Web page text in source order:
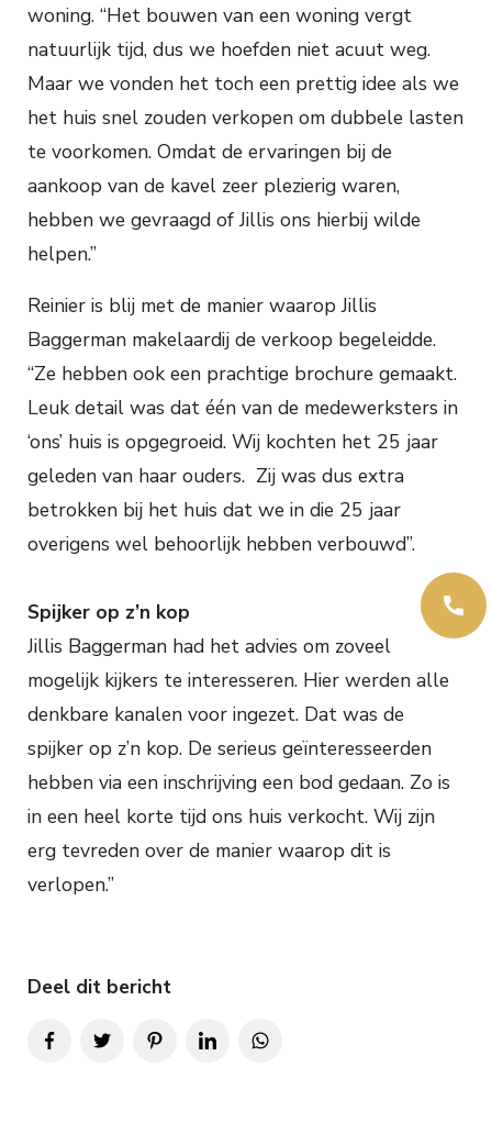
woning. “Het bouwen van een woning vergt
natuurlijk tijd, dus we hoefden niet acuut weg.
Maar we vonden het toch een prettig idee als we
het huis snel zouden verkopen om dubbele lasten
te voorkomen. Omdat de ervaringen bij de
aankoop van de kavel zeer plezierig waren,
hebben we gevraagd of Jillis ons hierbij wilde
helpen.”
Reinier is blij met de manier waarop Jillis
Baggerman makelaardij de verkoop begeleidde.
“Ze hebben ook een prachtige brochure gemaakt.
Leuk detail was dat één van de medewerksters in
‘ons’ huis is opgegroeid. Wij kochten het 25 jaar
geleden van haar ouders. Zij was dus extra
betrokken bij het huis dat we in die 25 jaar
overigens wel behoorlijk hebben verbouwd”.
Spijker op z’n kop
Jillis Baggerman had het advies om zoveel
mogelijk kijkers te interesseren. Hier werden alle
denkbare kanalen voor ingezet. Dat was de
spijker op z’n kop. De serieus geïnteresseerden
hebben via een inschrijving een bod gedaan. Zo is
in een heel korte tijd ons huis verkocht. Wij zijn
erg tevreden over de manier waarop dit is
verlopen.”
Deel dit bericht